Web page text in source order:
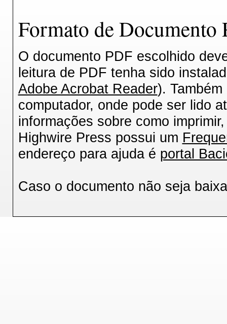
Formato de
O documento PDF escolhido
leitura de PDF tenha sido
Adobe Acrobat Reader).
computador, onde pode ser lido
informações sobre como
Highwire Press possui um
endereço para ajuda é portal
Caso o documento não seja